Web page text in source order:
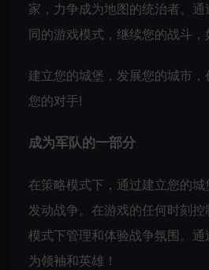
家，力争成为地图的统治者。
同的游戏模式，继续您的战斗，
建立您的城堡，发展您的城市
您的对手!
成为军队的一部分
在策略模式下，通过建立您的
发动战争。在游戏的任何时刻
模式下管理和体验战争氛围。
为领袖和英雄！